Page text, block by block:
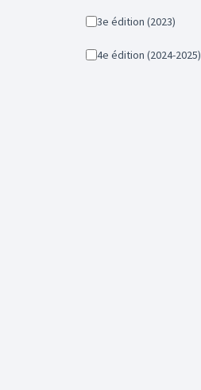
3e édition (2023)
4e édition (2024-2025)